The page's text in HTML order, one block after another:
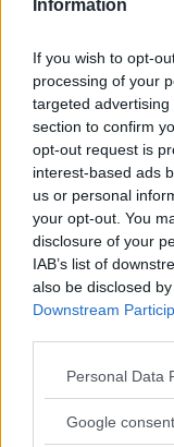
Information
If you wish to opt-
processing of your
targeted
section to confirm
opt-out request is
interest-based ads
us or personal
your opt-out. You
disclosure of your
IAB’s list of
also be disclosed
Downstream
Please note that
not limited to your
Personal Data
Google
)
Chicca1991
Junior
«Perfetto»
Di seconda mano.
(che l'ha utilizzato